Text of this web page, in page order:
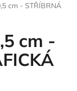
cm - STŘÍBRNÁ
cm -